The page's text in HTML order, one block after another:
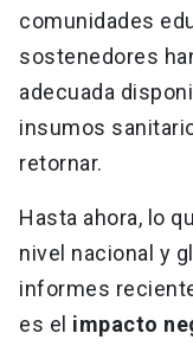
comunidades
sostenedores
adecuada
insumos
retornar.
Hasta ahora, lo
nivel nacional y
informes
es el impacto